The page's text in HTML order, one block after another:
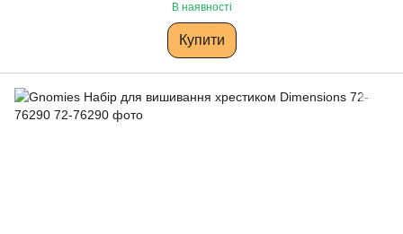
В наявності
Купити